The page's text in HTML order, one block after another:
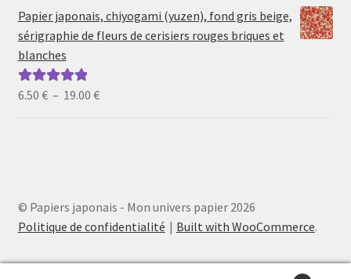
prix :
6.50 €
Papier japonais, chiyogami (yuzen), fond gris beige,
sérigraphie de fleurs de cerisiers rouges briques et
blanches
Note5.00sur
6.50 € – 19.00 €Plage
© Papiers japonais - Mon univers papier 2026
Politique de confidentialité
Built with WooCommerce.